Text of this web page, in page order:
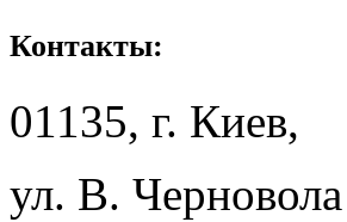
Контакты:
01135, г. Киев,
ул. В.